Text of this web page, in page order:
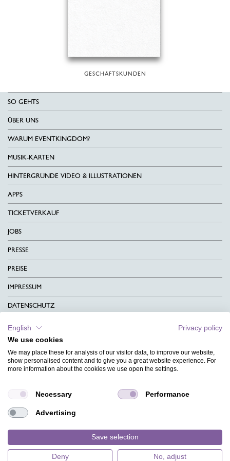
GESCHÄFTSKUNDEN
SO GEHTS
ÜBER UNS
WARUM EVENTKINGDOM?
MUSIK-KARTEN
HINTERGRÜNDE VIDEO & ILLUSTRATIONEN
APPS
TICKETVERKAUF
JOBS
PRESSE
PREISE
IMPRESSUM
DATENSCHUTZ
KONTAKT
AGB
CHARITY
MAGAZIN
HILFE
English
Privacy policy
We use cookies
We may place these for analysis of our visitor data, to improve our website,
show personalised content and to give you a great website experience. For
more information about the cookies we use open the settings.
Necessary Performance
Advertising
Save selection
Deny No, adjust